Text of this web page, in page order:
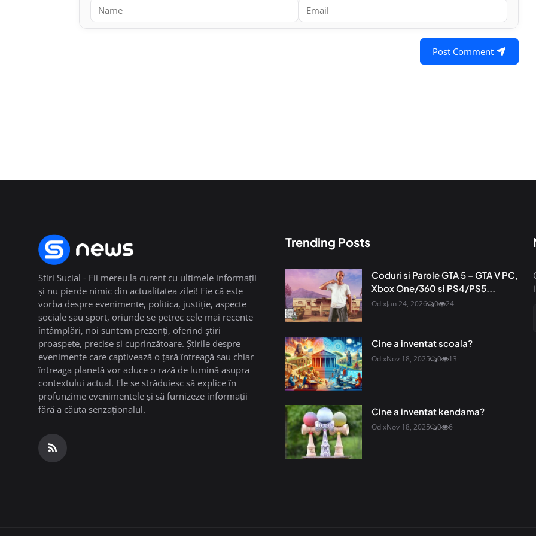
Post Comment
Stiri Sucial - Fii mereu la curent cu ultimele informații
și nu pierde nimic din actualitatea zilei! Fie că este
vorba despre evenimente, politica, justiție, aspecte
sociale sau sport, oriunde se petrec cele mai recente
întâmplări, noi suntem prezenți, oferind știri
proaspete, precise și cuprinzătoare. Știrile despre
evenimente care captivează o țară întreagă sau chiar
întreaga planetă vor aduce o rază de lumină asupra
contextului actual. Ele se străduiesc să explice în
profunzime evenimentele și să furnizeze informații
fără a căuta senzaționalul.
Trending Posts
Coduri si Parole GTA 5 – GTA V PC,
Xbox One/360 si PS4/PS5...
OdixJan 24, 2026 0 24
Cine a inventat scoala?
OdixNov 18, 2025 0 13
Cine a inventat kendama?
OdixNov 18, 2025 0 6